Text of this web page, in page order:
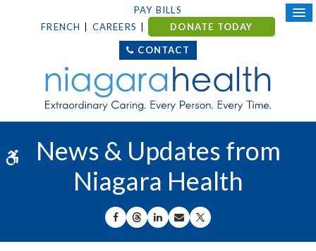
Accessible Version
PAY BILLS
FRENCH
CAREERS DONATE TODAY
CONTACT
News & Updates from
Niagara Health
SHARE ON FACEBOOK
SHARE ON THREADS
SHARE ON LINKEDIN
SHARE BY EMAIL
SHARE ON X